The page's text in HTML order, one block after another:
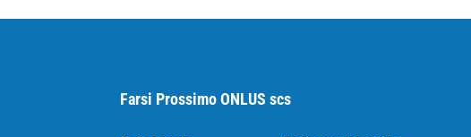
Farsi Prossimo ONLUS scs